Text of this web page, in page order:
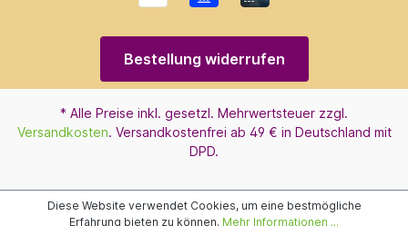
Bestellung widerrufen
* Alle Preise inkl. gesetzl. Mehrwertsteuer zzgl.
Versandkosten. Versandkostenfrei ab 49 € in Deutschland mit
DPD.
Diese Website verwendet Cookies, um eine bestmögliche
Erfahrung bieten zu können. Mehr Informationen ...